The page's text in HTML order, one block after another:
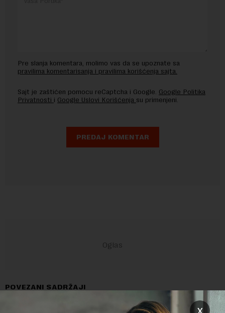
Pre slanja komentara, molimo vas da se upoznate sa
pravilima komentarisanja i pravilima korišćenja sajta.
Sajt je zaštićen pomocu reCaptcha i Google. Google Politika
Privatnosti i Google Uslovi Korišćenja su primenjeni.
POVEZANI SADRŽAJI